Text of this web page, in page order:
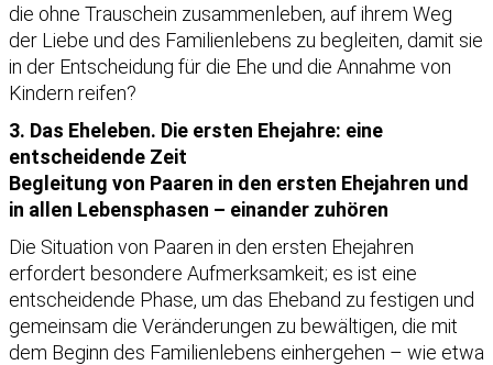
die ohne Trauschein zusammenleben, auf ihrem Weg
der Liebe und des Familienlebens zu begleiten, damit sie
in der Entscheidung für die Ehe und die Annahme von
Kindern reifen?
3. Das Eheleben. Die ersten Ehejahre: eine
entscheidende Zeit
Begleitung von Paaren in den ersten Ehejahren und
in allen Lebensphasen – einander zuhören
Die Situation von Paaren in den ersten Ehejahren
erfordert besondere Aufmerksamkeit; es ist eine
entscheidende Phase, um das Eheband zu festigen und
gemeinsam die Veränderungen zu bewältigen, die mit
dem Beginn des Familienlebens einhergehen – wie etwa